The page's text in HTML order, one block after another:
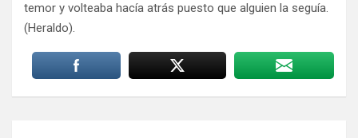
temor y volteaba hacía atrás puesto que alguien la seguía.
(Heraldo).